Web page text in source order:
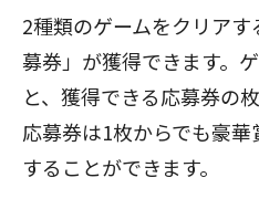
2種類のゲームをクリア
募券」が獲得できます。
と、獲得できる応募券の
応募券は1枚からでも豪
することができます。